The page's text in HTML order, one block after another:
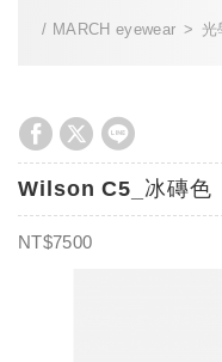
MARCH eyewear 光
Wilson C5_冰磚色
NT$7500